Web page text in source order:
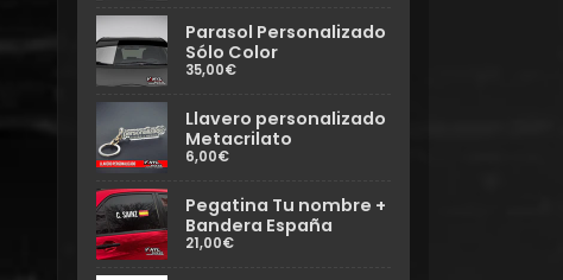
Parasol Personalizado
Sólo Color
35,00€
Llavero personalizado
Metacrilato
6,00€
Pegatina Tu nombre +
Bandera España
21,00€